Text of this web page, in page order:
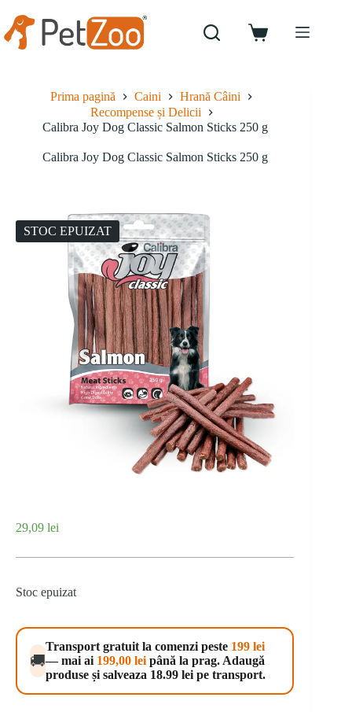
conținut
Coș
Prima pagină Caini
Hrană Câini
Recompense și Delicii
Calibra Joy Dog Classic Salmon Sticks 250 g
Calibra Joy Dog Classic Salmon Sticks 250 g
STOC EPUIZAT
29,09 lei
Stoc epuizat
🚚
Transport gratuit la comenzi peste 199 lei
— mai ai 199,00 lei până la prag. Adaugă
produse și salveaza 18.99 lei pe transport.